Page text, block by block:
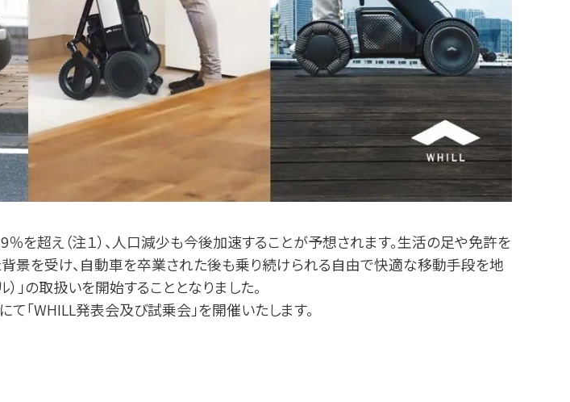
超え（注１）、⼈⼝減少も今後加速することが予想されます。⽣活の⾜や免許を
景を受け、⾃動⾞を卒業された後も乗り続けられる⾃由で快適な移動⼿段を地
」の取扱いを開始することとなりました。
て「WHILL発表会及び試乗会」を開催いたします。